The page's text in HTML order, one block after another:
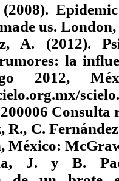
made us.
A. (2012).
la
2012,
R., C.
México:
J. y B.